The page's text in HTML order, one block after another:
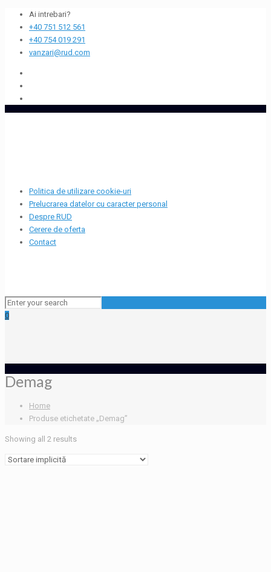
Ai intrebari?
+40 751 512 561
+40 754 019 291
vanzari@rud.com
Politica de utilizare cookie-uri
Prelucrarea datelor cu caracter personal
Despre RUD
Cerere de oferta
Contact
0
Demag
Home
Produse etichetate „Demag”
Showing all 2 results